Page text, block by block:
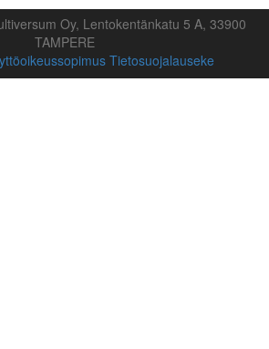
Oy, Lentokentänkatu 5 A, 33900
TAMPERE
Tietosuojalauseke